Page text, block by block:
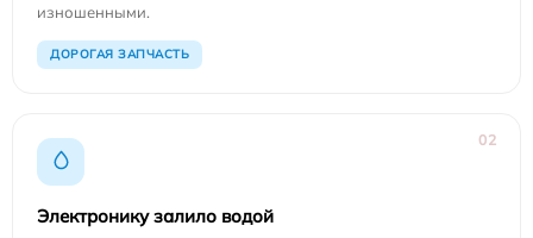
изношенными.
ДОРОГАЯ ЗАПЧАСТЬ
02
Электронику залило водой